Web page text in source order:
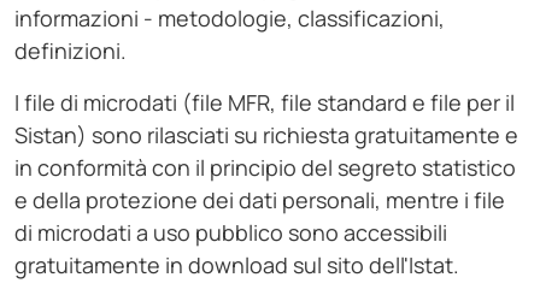
informazioni - metodologie, classificazioni,
definizioni.
I file di microdati (file MFR, file standard e file per il
Sistan) sono rilasciati su richiesta gratuitamente e
in conformità con il principio del segreto statistico
e della protezione dei dati personali, mentre i file
di microdati a uso pubblico sono accessibili
gratuitamente in download sul sito dell'Istat.